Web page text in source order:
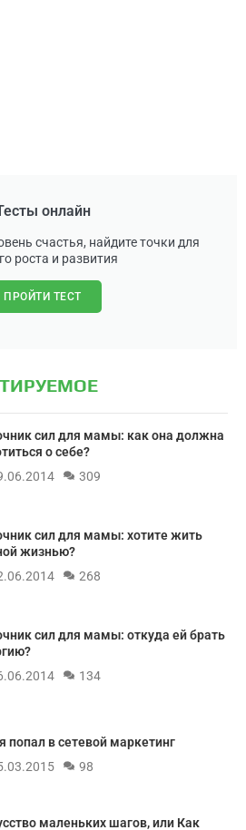
онлайн
счастья, найдите точки для
роста и развития
ПРОЙТИ ТЕСТ
сил для мамы: как она должна
о себе?
309
сил для мамы: хотите жить
жизнью?
268
сил для мамы: откуда ей брать
134
попал в сетевой маркетинг
98
маленьких шагов, или Как